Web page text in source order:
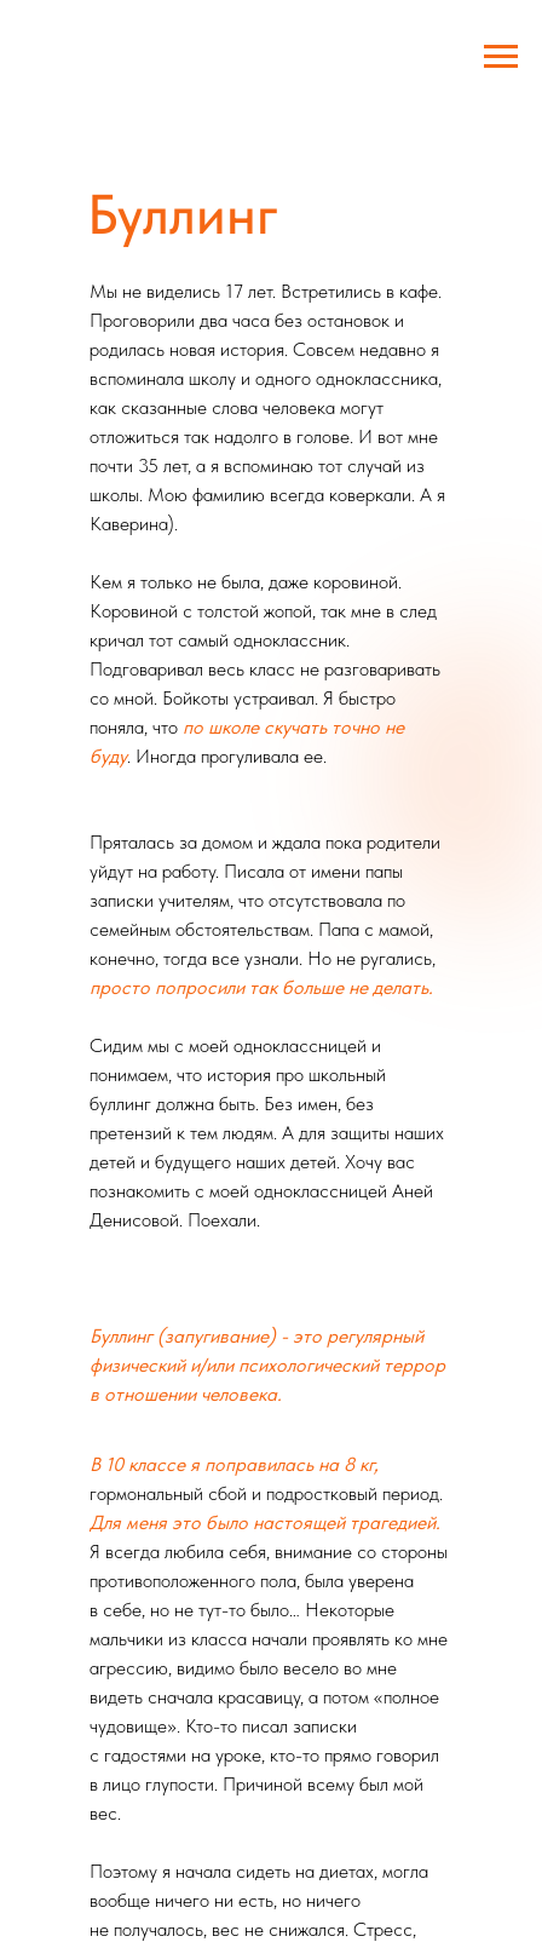
Буллинг
Мы не виделись 17 лет. Встретились в кафе.
Проговорили два часа без остановок и
родилась новая история. Совсем недавно я
вспоминала школу и одного одноклассника,
как сказанные слова человека могут
отложиться так надолго в голове. И вот мне
почти 35 лет, а я вспоминаю тот случай из
школы. Мою фамилию всегда коверкали. А я
Каверина).
Кем я только не была, даже коровиной.
Коровиной с толстой жопой, так мне в след
кричал тот самый одноклассник.
Подговаривал весь класс не разговаривать
со мной. Бойкоты устраивал. Я быстро
поняла, что по школе скучать точно не
буду. Иногда прогуливала ее.
Пряталась за домом и ждала пока родители
уйдут на работу. Писала от имени папы
записки учителям, что отсутствовала по
семейным обстоятельствам. Папа с мамой,
конечно, тогда все узнали. Но не ругались,
просто попросили так больше не делать.
Сидим мы с моей одноклассницей и
понимаем, что история про школьный
буллинг должна быть. Без имен, без
претензий к тем людям. А для защиты наших
детей и будущего наших детей. Хочу вас
познакомить с моей одноклассницей Аней
Денисовой. Поехали.
Буллинг (запугивание) - это регулярный
физический и/или психологический террор
в отношении человека.
В 10 классе я поправилась на 8 кг,
гормональный сбой и подростковый период.
Для меня это было настоящей трагедией.
Я всегда любила себя, внимание со стороны
противоположенного пола, была уверена
в себе, но не тут-то было… Некоторые
мальчики из класса начали проявлять ко мне
агрессию, видимо было весело во мне
видеть сначала красавицу, а потом «полное
чудовище». Кто-то писал записки
с гадостями на уроке, кто-то прямо говорил
в лицо глупости. Причиной всему был мой
вес.
Поэтому я начала сидеть на диетах, могла
вообще ничего ни есть, но ничего
не получалось, вес не снижался. Стресс,